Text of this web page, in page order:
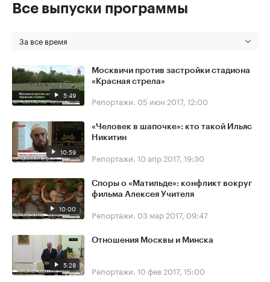
Все выпуски программы
За все время
5:49
Москвичи против застройки стадиона
«Красная стрела»
Репортажи. 05 июн 2017, 12:00
10:59
«Человек в шапочке»: кто такой Ильяс
Никитин
Репортажи. 10 апр 2017, 19:30
10:00
Споры о «Матильде»: конфликт вокруг
фильма Алексея Учителя
Репортажи. 03 мар 2017, 09:47
5:28
Отношения Москвы и Минска
Репортажи. 10 фев 2017, 15:00